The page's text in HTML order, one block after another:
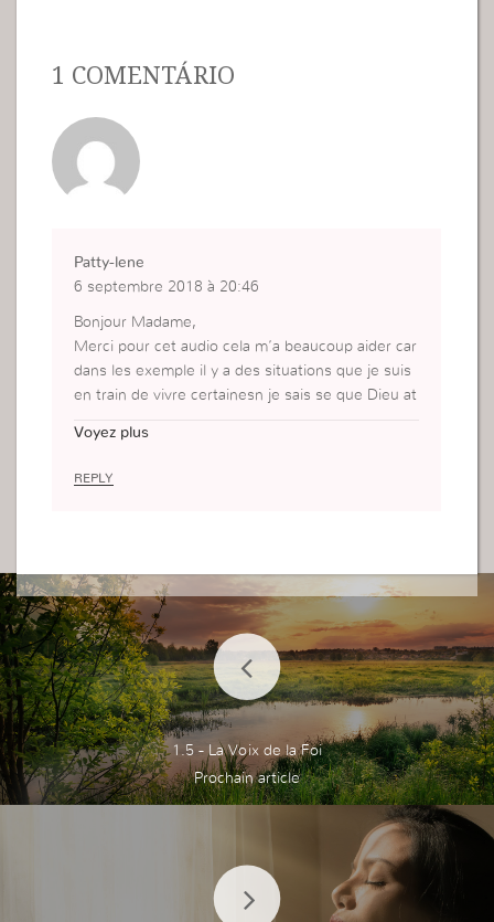
1 COMENTÁRIO
Patty-lene
6 septembre 2018 à 20:46
Bonjour Madame,
Merci pour cet audio cela m’a beaucoup aider car
dans les exemple il y a des situations que je suis
en train de vivre certainesn je sais se que Dieu at
Mais après avoir écouté cela me fait réaliser quel
Voyez plus
REPLY
1.5 - La Voix de la Foi